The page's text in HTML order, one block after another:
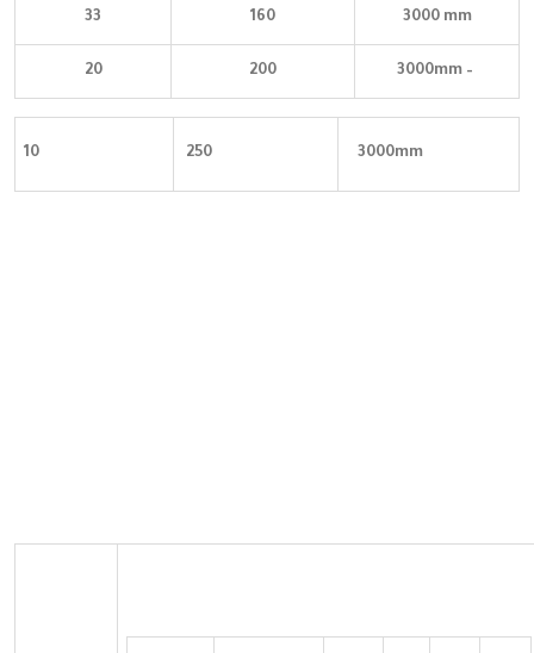
33 160 3000 mm
20 200 3000mm –
10 250 3000mm